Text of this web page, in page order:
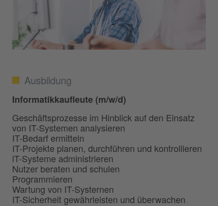
Ausbildung
Informatikkaufleute (m/w/d)
Geschäftsprozesse im Hinblick auf den Einsatz
von IT-Systemen analysieren
IT-Bedarf ermitteln
IT-Projekte planen, durchführen und kontrollieren
lT-Systeme administrieren
Nutzer beraten und schulen
Programmieren
Wartung von IT-Systernen
IT-Sicherheit gewährleisten und überwachen